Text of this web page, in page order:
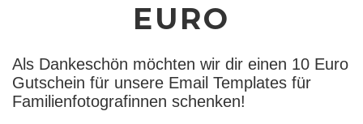
EURO
Als Dankeschön möchten wir dir einen 10 Euro
Gutschein für unsere Email Templates für
Familienfotografinnen schenken!